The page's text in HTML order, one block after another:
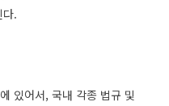
.
있어서, 국내 각종 법규 및